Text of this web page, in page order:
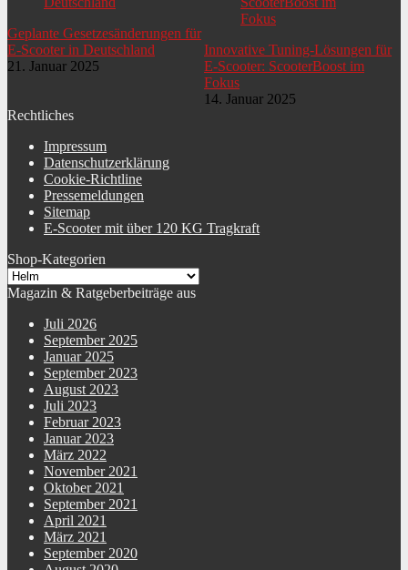
Geplante Gesetzesänderungen für
E-Scooter in Deutschland
21. Januar 2025
Innovative Tuning-Lösungen für
E-Scooter: ScooterBoost im
Fokus
14. Januar 2025
Rechtliches
Impressum
Datenschutzerklärung
Cookie-Richtline
Pressemeldungen
Sitemap
E-Scooter mit über 120 KG Tragkraft
Shop-Kategorien
Magazin & Ratgeberbeiträge aus
Juli 2026
September 2025
Januar 2025
September 2023
August 2023
Juli 2023
Februar 2023
Januar 2023
März 2022
November 2021
Oktober 2021
September 2021
April 2021
März 2021
September 2020